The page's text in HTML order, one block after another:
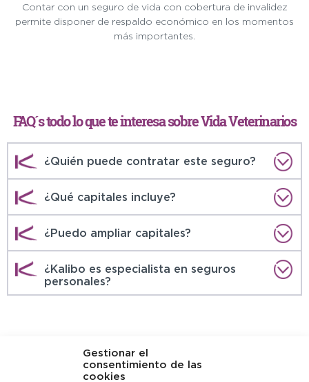
Gestionar el
consentimiento de las
cookies
Contar con un seguro de vida con cobertura de invalidez
permite disponer de respaldo económico en los momentos
más importantes.
FAQ´s todo lo que te interesa sobre Vida Veterinarios
¿Quién puede contratar este seguro?
¿Qué capitales incluye?
¿Puedo ampliar capitales?
¿Kalibo es especialista en seguros
personales?